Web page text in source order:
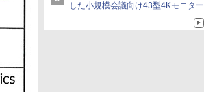
した小規模会議向け43型4Kモニター